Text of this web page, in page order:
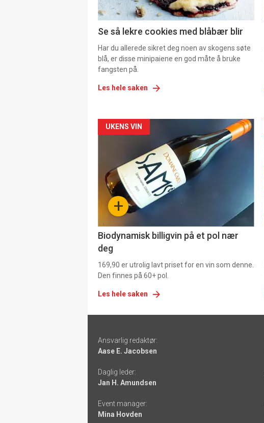
Se så lekre cookies med blåbær blir
Har du allerede sikret deg noen av skogens søte
blå, er disse minipaiene en god måte å bruke
fangsten på.
Les hele saken
Forsiden
akkurat
nå
-
+
UKENS VIN
Biodynamisk billigvin på et pol nær
deg
169,90 er utrolig lavt priset for en vin som denne.
Den finnes på 60+ pol.
Les hele saken
-
links
Ansvarlig redaktør:
Aase E. Jacobsen
Daglig leder:
Jan H. Amundsen
Event manager:
Mina Hovden